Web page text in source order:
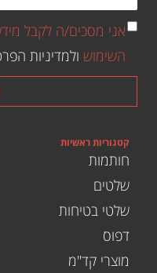
אני מסכים/ה לקבל
השימוש ולמדיניות
קטגוריות ראשיות
חותמות
שלטים
שלטי בטיחות
דפוס
מוצרי קד"מ